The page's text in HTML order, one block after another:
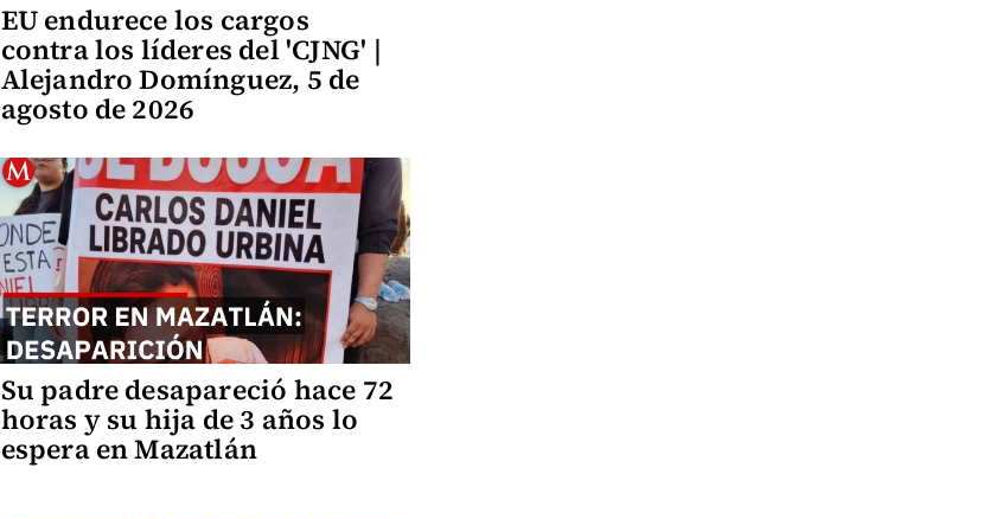
EU endurece los cargos
contra los líderes del 'CJNG' |
Alejandro Domínguez, 5 de
agosto de 2026
Su padre desapareció hace 72
horas y su hija de 3 años lo
espera en Mazatlán